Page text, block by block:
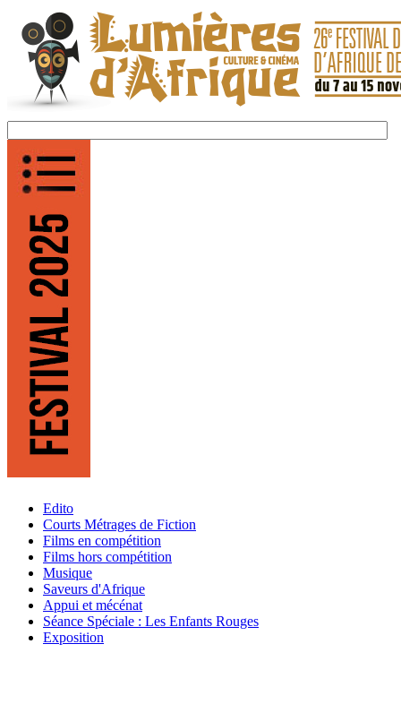
Edito
Courts Métrages de Fiction
Films en compétition
Films hors compétition
Musique
Saveurs d'Afrique
Appui et mécénat
Séance Spéciale : Les Enfants Rouges
Exposition